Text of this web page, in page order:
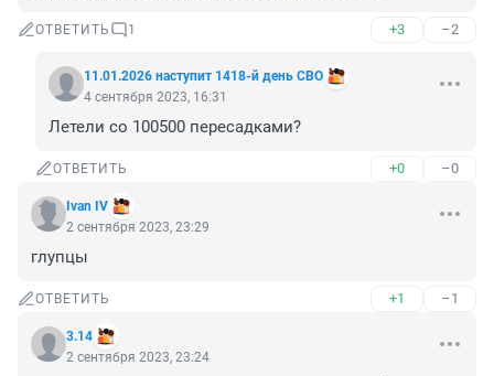
ОТВЕТИТЬ 1 +3 –2
11.01.2026 наступит 1418-й день СВО
4 сентября 2023, 16:31
Летели со 100500 пересадками?
ОТВЕТИТЬ +0 –0
Ivan IV
2 сентября 2023, 23:29
глупцы
ОТВЕТИТЬ +1 –1
3.14
2 сентября 2023, 23:24